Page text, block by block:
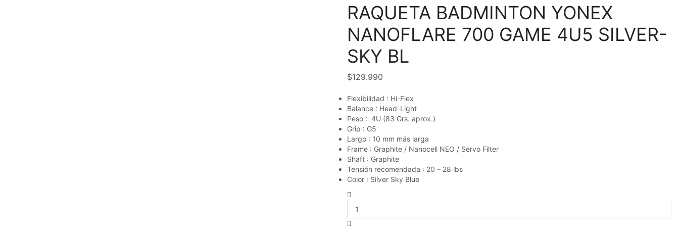
RAQUETA BADMINTON YONEX
NANOFLARE 700 GAME 4U5 SILVER-
SKY BL
$129.990
Flexibilidad : Hi-Flex
Balance : Head-Light
Peso : 4U (83 Grs. aprox.)
Grip : G5
Largo : 10 mm más larga
Frame : Graphite / Nanocell NEO / Servo Filter
Shaft : Graphite
Tensión recomendada : 20 – 28 lbs
Color : Silver Sky Blue